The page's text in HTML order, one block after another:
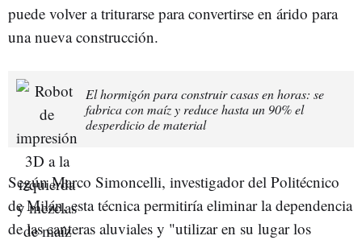
puede volver a triturarse para convertirse en árido para
una nueva construcción.
El hormigón para construir casas en horas: se
fabrica con maíz y reduce hasta un 90% el
desperdicio de material
Según Marco Simoncelli, investigador del Politécnico
de Milán, esta técnica permitiría eliminar la dependencia
de las canteras aluviales y "utilizar en su lugar los